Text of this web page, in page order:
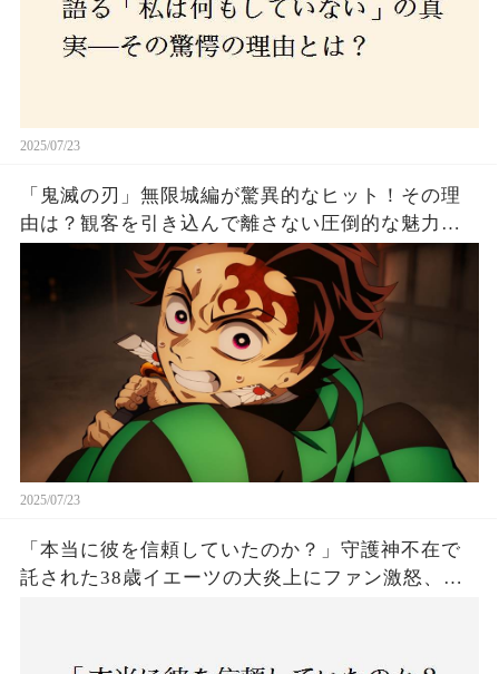
2025/07/23
「鬼滅の刃」無限城編が驚異的なヒット！その理
由は？観客を引き込んで離さない圧倒的な魅力と
2025/07/23
「本当に彼を信頼していたのか？」守護神不在で
託された38歳イエーツの大炎上にファン激怒、ド